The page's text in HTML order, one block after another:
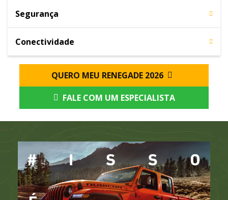
Segurança
Conectividade
QUERO MEU RENEGADE 2026
FALE COM UM ESPECIALISTA